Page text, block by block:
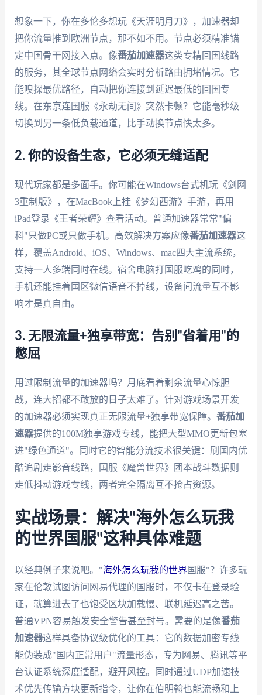
想象一下，你在多伦多想玩《天涯明月刀》，加速器却
把你流量推到欧洲节点，那不如不用。节点必须精准锚
定中国骨干网接入点。像番茄加速器这类专精回国线路
的服务，其全球节点网络会实时分析路由拥堵情况。它
能嗅探最优路径，自动把你连接到延迟最低的回国专
线。在东京连国服《永劫无间》突然卡顿？它能毫秒级
切换到另一条低负载通道，比手动换节点快太多。
2. 你的设备生态，它必须无缝适配
现代玩家都是多面手。你可能在Windows台式机玩《剑网
3重制版》，在MacBook上挂《梦幻西游》手游，再用
iPad登录《王者荣耀》查看活动。普通加速器常常"偏
科"只做PC或只做手机。高效解决方案应像番茄加速器这
样，覆盖Android、iOS、Windows、mac四大主流系统，
支持一人多端同时在线。宿舍电脑打国服吃鸡的同时，
手机还能挂着国区微信语音不掉线，设备间流量互不影
响才是真自由。
3. 无限流量+独享带宽：告别"省着用"的
憋屈
用过限制流量的加速器吗？月底看着剩余流量心惊胆
战，连大招都不敢放的日子太难了。针对游戏场景开发
的加速器必须实现真正无限流量+独享带宽保障。 番茄加
速器提供的100M独享游戏专线，能把大型MMO更新包塞
进"绿色通道"。同时它的智能分流技术很关键：刷国内优
酷追剧走影音线路，国服《魔兽世界》团本战斗数据则
走低抖动游戏专线，两者完全隔离互不抢占资源。
实战场景：解决"海外怎么玩我
的世界国服"这种具体难题
以经典例子来说吧。"海外怎么玩我的世界 国服"？许多玩
家在伦敦试图访问网易代理的国服时，不仅卡在登录验
证，就算进去了也饱受区块加载慢、联机延迟高之苦。
普通VPN容易触发安全警告甚至封号。需要的是像番茄
加速器这样具备协议级优化的工具：它的数据加密专线
能伪装成"国内正常用户"流量形态，专为网易、腾讯等平
台认证系统深度适配，避开风控。同时通过UDP加速技
术优先传输方块更新指令，让你在伯明翰也能流畅和上